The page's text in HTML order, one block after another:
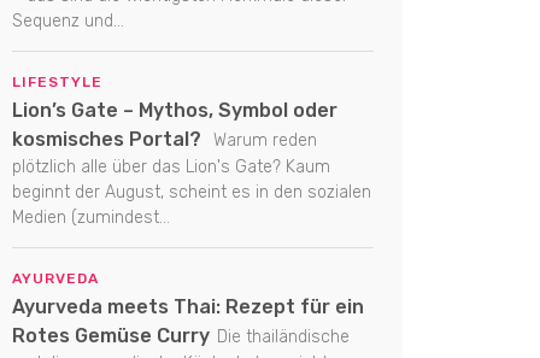
Sequenz und...
LIFESTYLE
Lion’s Gate – Mythos, Symbol oder
kosmisches Portal?
Warum reden
plötzlich alle über das Lion's Gate? Kaum
beginnt der August, scheint es in den sozialen
Medien (zumindest...
AYURVEDA
Ayurveda meets Thai: Rezept für ein
Rotes Gemüse Curry Die thailändische